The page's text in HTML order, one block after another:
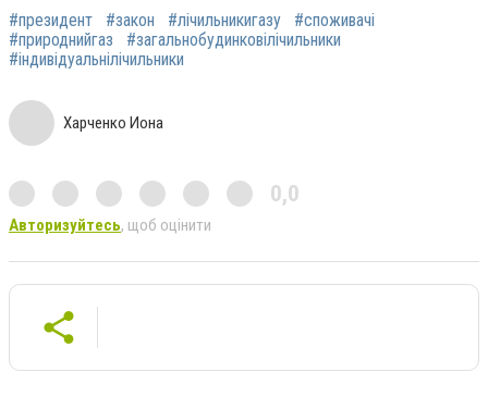
#президент
#закон #лічильникигазу
#споживачі
#природнийгаз
#загальнобудинковілічильники
#індивідуальнілічильники
Харченко Иона
0,0
Авторизуйтесь, щоб оцінити